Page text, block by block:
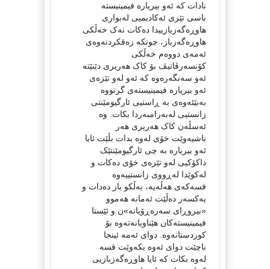
نادات کە ئەو بیریارە فیمینیستە
باسی تێزی ئەکادیمیی لەبواری
هاوڕەگەزبازییدا دەکات نەک خەڵکی
هاوڕەگەزباز، چونکە زەقکردنەوەی
ئەمەی دووەم خەڵکی
کۆنسەرڤاتیڤ بۆ کاک هەریری دێنێتە
ئەو سەنگەرەوە کە ئەو لەو تێزەی
ئەو بیریارە فیمینیستەی گرتووە
بەبێئەوەی بە ڕاستیی ئارگیومێنتی
زانستیی لەبەرامبەردا بکات. وە
ئەسڵەن کاک هەریری هەر
ناشیەوێت خۆی لەوە بدات بڵێت ئایا
ئەو بیریارە بە چی ئارگیومێنتێک
داکۆکیی لەو تێزەی خۆی دەکات و
لەکوێدا لەڕووی زانستییەوە
قسەکەی هەڵەیە، بەڵکو باز دەدات و
یەکسەر دەڵێت ئەمانە هەموو
«بیروڕای سەرەڕۆیانە»ن و ئێستا
فیمینیستەکان هێناویانەتەوە بۆ
کوردستانەوە. دوای ئەمە ئینجا
ناچێت دوای ئەوە بکەوێت قسە
لەوە بکات کە ئایا هاوڕەگەزبازیی